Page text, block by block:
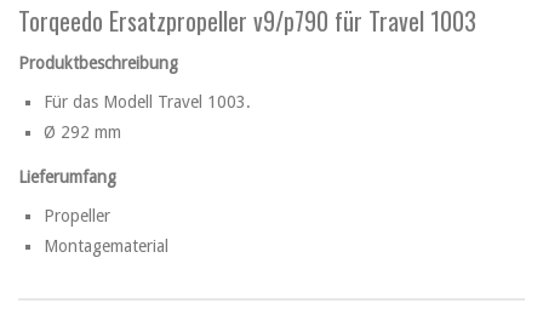
Torqeedo Ersatzpropeller v9/p790 für Travel 1003
Produktbeschreibung
Für das Modell Travel 1003.
Ø 292 mm
Lieferumfang
Propeller
Montagematerial